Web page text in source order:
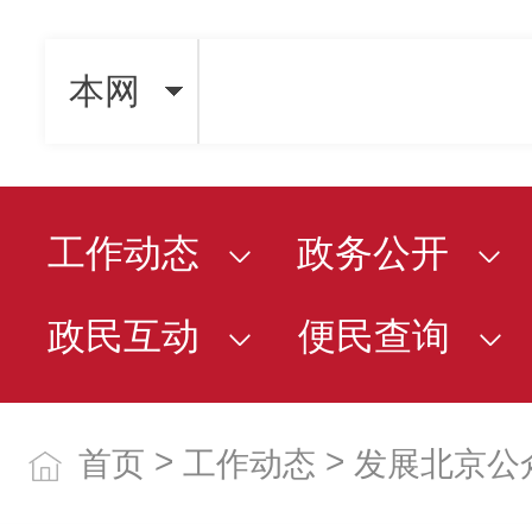
本网
工作动态
政务公开
政民互动
便民查询
首页 > 工作动态 > 发展北京公